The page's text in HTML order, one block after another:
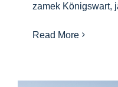
zamek Königswart,
Read More